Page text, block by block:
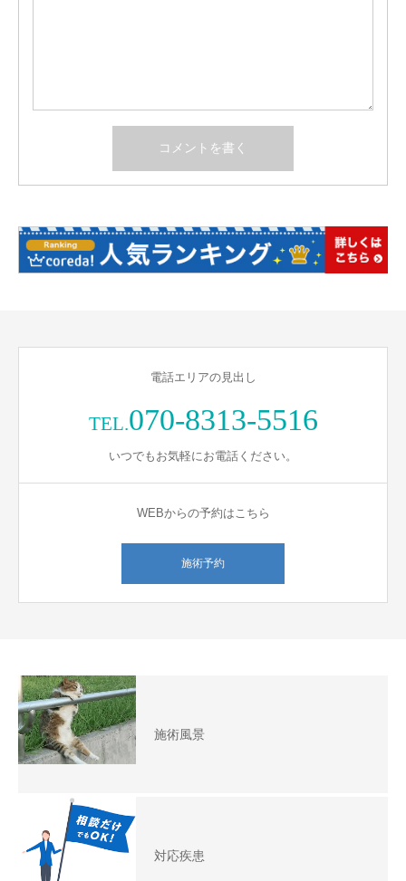
電話エリアの見出し
TEL.070-8313-5516
いつでもお気軽にお電話ください。
WEBからの予約はこちら
施術予約
施術風景
対応疾患